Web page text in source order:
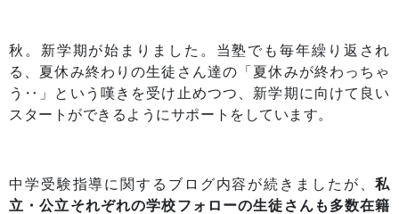
秋。新学期が始まりました。当塾でも毎年繰り返され
る、夏休み終わりの生徒さん達の「夏休みが終わっちゃ
う‥」という嘆きを受け止めつつ、新学期に向けて良い
スタートができるようにサポートをしています。
中学受験指導に関するブログ内容が続きましたが、私
立・公立それぞれの学校フォローの生徒さんも多数在籍